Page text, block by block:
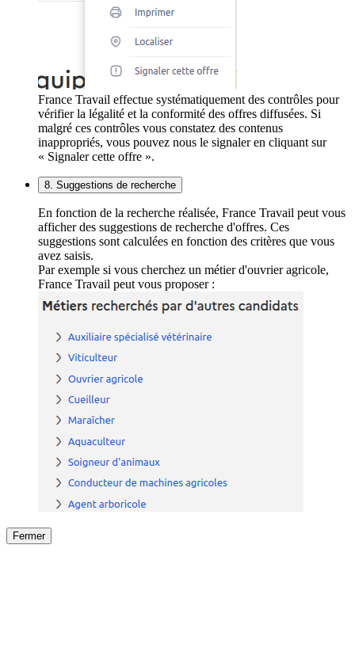
France Travail effectue systématiquement des contrôles pour
vérifier la légalité et la conformité des offres diffusées. Si
malgré ces contrôles vous constatez des contenus
inappropriés, vous pouvez nous le signaler en cliquant sur
« Signaler cette offre ».
8. Suggestions de recherche
En fonction de la recherche réalisée, France Travail peut vous
afficher des suggestions de recherche d'offres. Ces
suggestions sont calculées en fonction des critères que vous
avez saisis.
Par exemple si vous cherchez un métier d'ouvrier agricole,
France Travail peut vous proposer :
Fermer